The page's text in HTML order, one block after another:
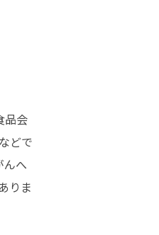
品会
どで
んへ
りま